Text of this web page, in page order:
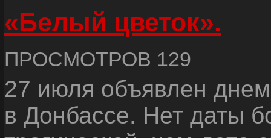
«Белый цветок».
ПРОСМОТРОВ 129
27 июля объявлен
в Донбассе. Нет даты